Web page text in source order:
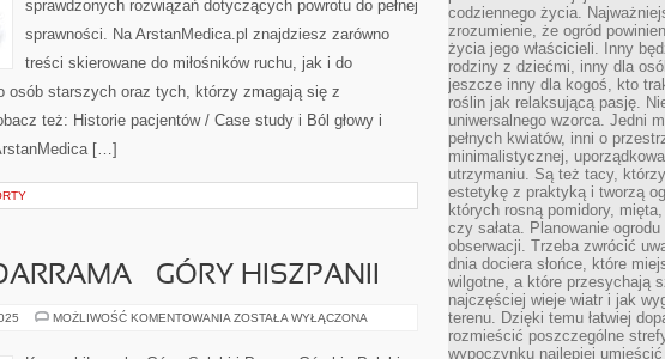
sprawdzonych rozwiązań dotyczących powrotu do pełnej
sprawności. Na ArstanMedica.pl znajdziesz zarówno
treści skierowane do miłośników ruchu, jak i do
osób starszych oraz tych, którzy zmagają się z
też: Historie pacjentów / Case study i Ból głowy i
[…]
– GÓRY HISZPANII
MOŻLIWOŚĆ KOMENTOWANIA SIERRAS
–
ZOSTAŁA WYŁĄCZONA
codziennego życia.
zrozumienie, że ogród
życia jego właścicieli. Inny
rodziny z dziećmi, inny dla
jeszcze inny dla kogoś, kto
roślin jak relaksującą pasję.
uniwersalnego wzorca. Jedni
pełnych kwiatów, inni o
minimalistycznej,
utrzymaniu. Są też tacy,
estetykę z praktyką i tworzą
których rosną pomidory,
czy sałata. Planowanie
obserwacji. Trzeba zwrócić
dnia dociera słońce, które
wilgotne, a które przesychają
najczęściej wieje wiatr i jak
terenu. Dzięki temu łatwiej
rozmieścić poszczególne
wypoczynku najlepiej